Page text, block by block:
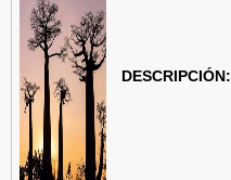
p
a
ñ
DESCRIPCIÓN: